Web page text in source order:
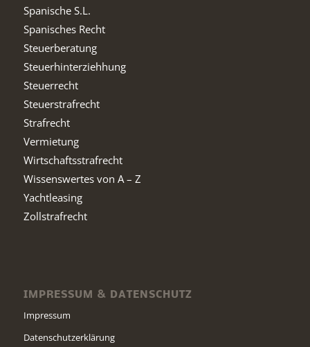
Spanische S.L.
Spanisches Recht
Steuerberatung
Steuerhinterziehhung
Steuerrecht
Steuerstrafrecht
Strafrecht
Vermietung
Wirtschaftsstrafrecht
Wissenswertes von A – Z
Yachtleasing
Zollstrafrecht
IMPRESSUM & DATENSCHUTZ
Impressum
Datenschutzerklärung